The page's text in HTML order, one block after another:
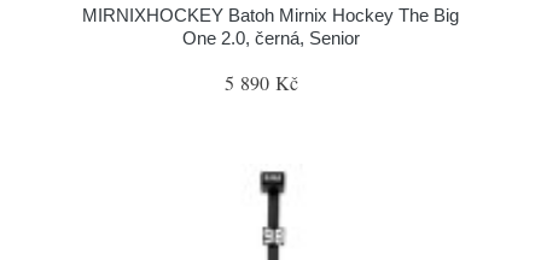
MIRNIXHOCKEY Batoh Mirnix Hockey The Big
One 2.0, černá, Senior
5 890 Kč